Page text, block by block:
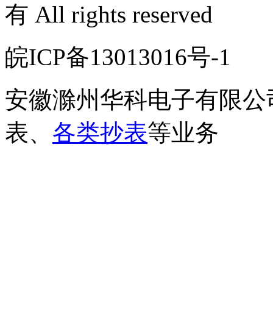
有 All rights reserved
皖ICP备13013016号
安徽滁州华科电子有限公
表、 各类抄表等业务